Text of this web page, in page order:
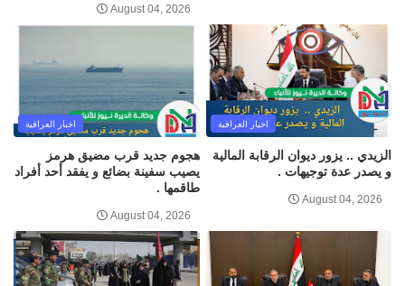
August 04, 2026
اخبار العراقية
الزيدي .. يزور ديوان الرقابة المالية
و يصدر عدة توجيهات .
August 04, 2026
اخبار العراقية
هجوم جديد قرب مضيق هرمز
يصيب سفينة بضائع و يفقد أحد أفراد
طاقمها .
August 04, 2026